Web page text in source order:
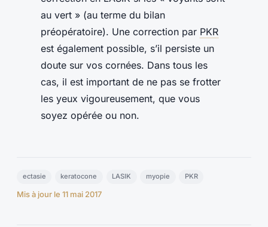
au vert » (au terme du bilan
préopératoire). Une correction par PKR
est également possible, s’il persiste un
doute sur vos cornées. Dans tous les
cas, il est important de ne pas se frotter
les yeux vigoureusement, que vous
soyez opérée ou non.
ectasie keratocone LASIK myopie PKR
Mis à jour le 11 mai 2017